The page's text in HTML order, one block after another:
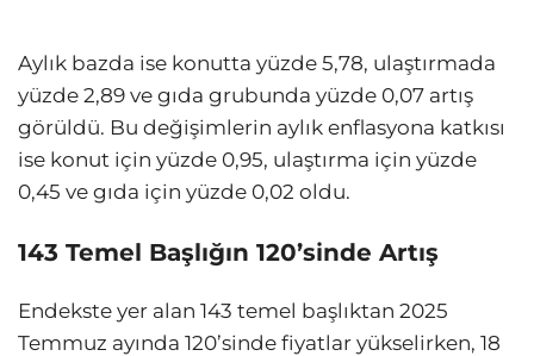
Aylık bazda ise konutta yüzde 5,78, ulaştırmada
yüzde 2,89 ve gıda grubunda yüzde 0,07 artış
görüldü. Bu değişimlerin aylık enflasyona katkısı
ise konut için yüzde 0,95, ulaştırma için yüzde
0,45 ve gıda için yüzde 0,02 oldu.
143 Temel Başlığın 120’sinde Artış
Endekste yer alan 143 temel başlıktan 2025
Temmuz ayında 120’sinde fiyatlar yükselirken, 18